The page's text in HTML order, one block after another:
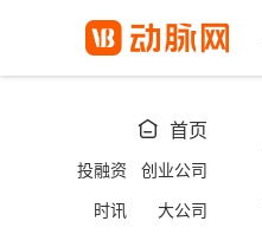
 首页
投融资
创业公司
时讯
大公司